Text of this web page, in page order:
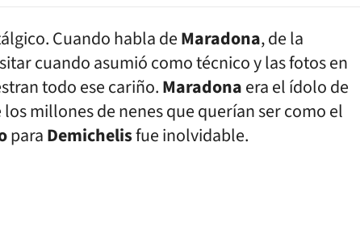
Cuando habla deMaradona, de la
cuando asumió como técnico y las fotos en
todo ese cariño.Maradonaera el ídolo de
los millones de nenes que querían ser como el
paraDemichelisfue inolvidable.